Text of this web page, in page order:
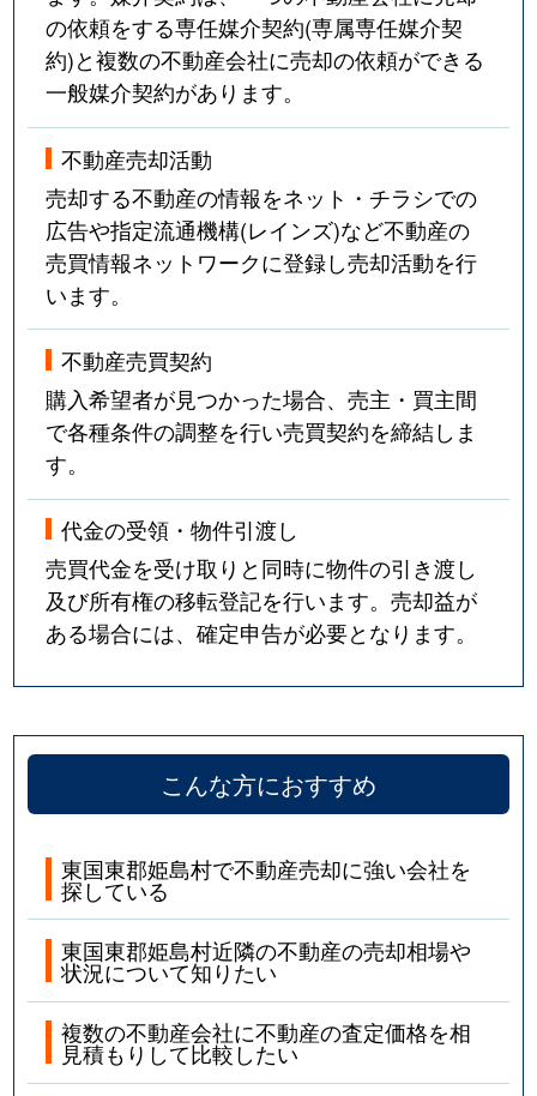
の依頼をする専任媒介契約(専属専任媒介契
約)と複数の不動産会社に売却の依頼ができる
一般媒介契約があります。
不動産売却活動
売却する不動産の情報をネット・チラシでの
広告や指定流通機構(レインズ)など不動産の
売買情報ネットワークに登録し売却活動を行
います。
不動産売買契約
購入希望者が見つかった場合、売主・買主間
で各種条件の調整を行い売買契約を締結しま
す。
代金の受領・物件引渡し
売買代金を受け取りと同時に物件の引き渡し
及び所有権の移転登記を行います。売却益が
ある場合には、確定申告が必要となります。
こんな方におすすめ
東国東郡姫島村で不動産売却に強い会社を
探している
東国東郡姫島村近隣の不動産の売却相場や
状況について知りたい
複数の不動産会社に不動産の査定価格を相
見積もりして比較したい